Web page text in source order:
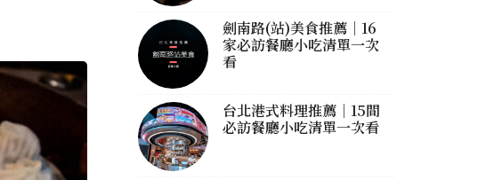
劍南路(站)美食推薦｜16
家必訪餐廳小吃清單一次
看
台北港式料理推薦｜15間
必訪餐廳小吃清單一次看